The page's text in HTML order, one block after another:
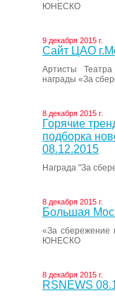
ЮНЕСКО
9 декабря 2015 г.
Сайт ЦАО
Артисты Театра
награды «За
8 декабря 2015 г.
Горячие
подборка
08.12.2015
Награда "За
8 декабря 2015 г.
Большая
«За сбережение
ЮНЕСКО
8 декабря 2015 г.
RSNEWS